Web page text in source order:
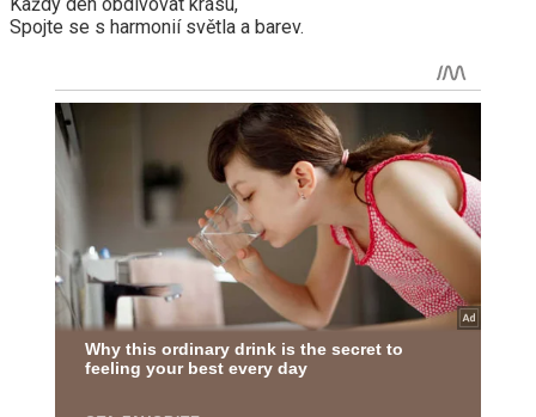
Spojte se s harmonií světla a barev.